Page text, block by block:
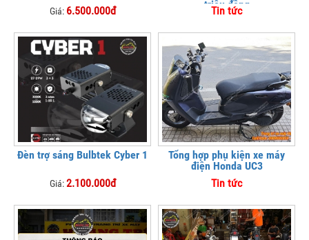
Giá: 6.500.000đ
triệu đồng
Tin tức
Đèn trợ sáng Bulbtek Cyber 1
Giá:2.100.000đ
Tổng hợp phụ kiện xe máy
điện Honda UC3
Tin tức